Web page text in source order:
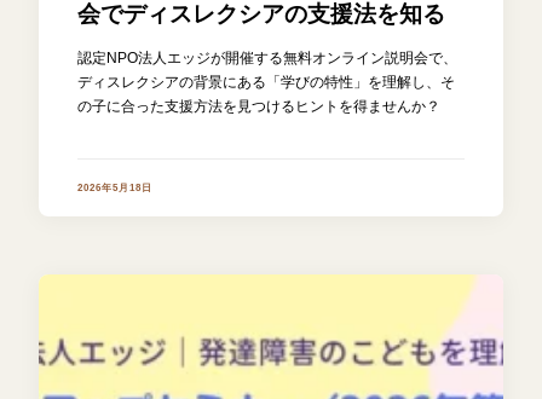
会でディスレクシアの支援法を知る
認定NPO法人エッジが開催する無料オンライン説明会で、
ディスレクシアの背景にある「学びの特性」を理解し、そ
の子に合った支援方法を見つけるヒントを得ませんか？
2026年5月18日